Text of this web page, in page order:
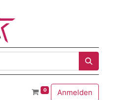
0 Anmelden